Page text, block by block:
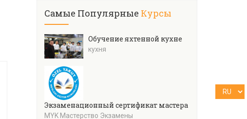
Самые Популярные Курсы
Обучение яхтенной кухне
кухня
Экзаменационный сертификат мастера кулинарии
MYK Мастерство Экзамены